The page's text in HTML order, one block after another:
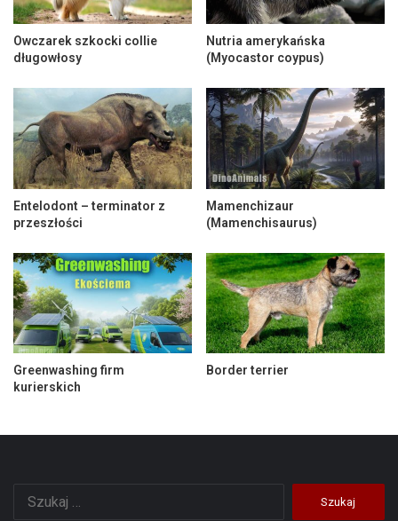
Owczarek szkocki collie
długowłosy
Nutria amerykańska
(Myocastor coypus)
Entelodont – terminator z
przeszłości
Mamenchizaur
(Mamenchisaurus)
Greenwashing firm
kurierskich
Border terrier